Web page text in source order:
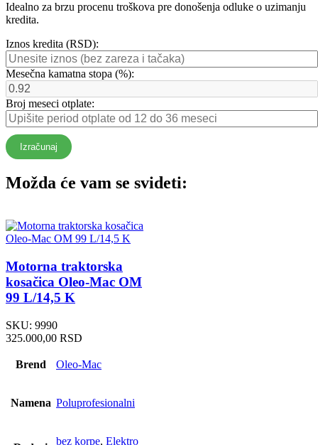
Idealno za brzu procenu troškova pre donošenja odluke o uzimanju
kredita.
Iznos kredita (RSD):
Mesečna kamatna stopa (%):
Broj meseci otplate:
Izračunaj
Možda će vam se svideti:
Motorna traktorska
kosačica Oleo-Mac OM
99 L/14,5 K
SKU: 9990
325.000,00 RSD
Brend Oleo-Mac
Namena Poluprofesionalni
bez korpe, Elektro